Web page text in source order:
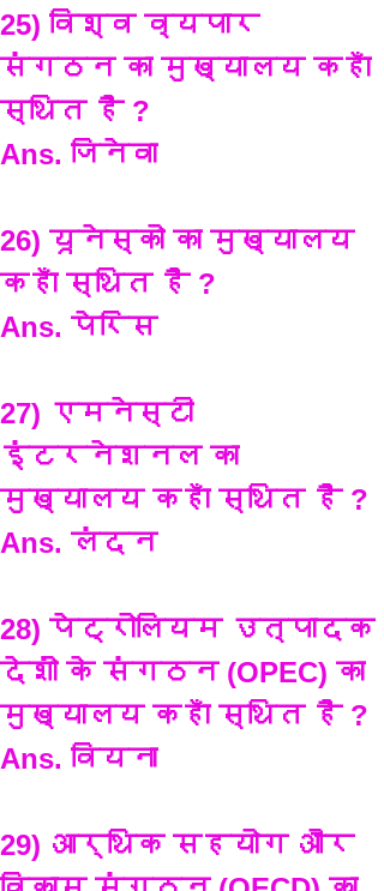
25) विश्व व्यपार
संगठन का मुख्यालय कहाँ
स्थित है ?
Ans. जिनेवा
26) यूनेस्को का मुख्यालय
कहाँ स्थित है ?
Ans. पेरिस
27) एमनेस्टी
इंटरनेशनल का
मुख्यालय कहाँ स्थित है ?
Ans. लंदन
28) पेट्रोलियम उत्पादक
देशों के संगठन (OPEC) का
मुख्यालय कहाँ स्थित है ?
Ans. वियना
29) आर्थिक सहयोग और